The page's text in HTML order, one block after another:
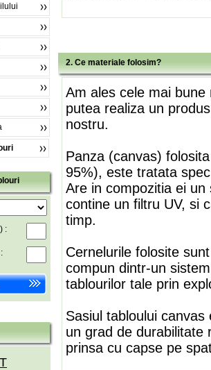
:
2. Ce materiale folosim?
Am ales cele mai
putea realiza un
nostru.
Panza (canvas)
95%), este tratata
Are in compozitia ei
contine un filtru UV, si
timp.
Cernelurile folosite
compun dintr-un
tablourilor tale prin
Sasiul tabloului
un grad de durabilitate
prinsa cu capse pe